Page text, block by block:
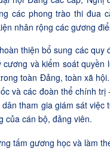
các phong trào thi đua
nhân rộng các gương
thiện bổ sung các quy
cương và kiểm soát quyền
toàn Đảng, toàn xã
và các đoàn thể chính trị
tham gia giám sát việc
của cán bộ, đảng viên.